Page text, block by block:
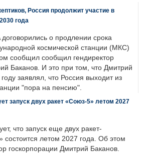
Россия продолжит участие в
года
о продлении срока
космической станции (МКС)
сообщил сообщил гендиректор
Баканов. И это при том, что Дмитрий
заявлял, что Россия выходит из
"пора на пенсию".
запуск двух ракет «Союз-5» летом 2027
что запуск еще двух ракет-
состоится летом 2027 года. Об этом
госкорпорации Дмитрий Баканов.